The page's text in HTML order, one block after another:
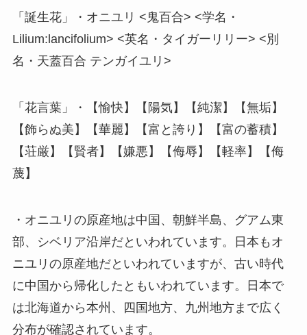
「誕生花」・オニユリ <鬼百合> <学名・
Lilium:lancifolium> <英名・タイガーリリー> <別
名・天蓋百合 テンガイユリ>
「花言葉」・【愉快】【陽気】【純潔】【無垢】
【飾らぬ美】【華麗】【富と誇り】【富の蓄積】
【荘厳】【賢者】【嫌悪】【侮辱】【軽率】【侮
蔑】
・オニユリの原産地は中国、朝鮮半島、グアム東
部、シベリア沿岸だといわれています。日本もオ
ニユリの原産地だといわれていますが、古い時代
に中国から帰化したともいわれています。日本で
は北海道から本州、四国地方、九州地方まで広く
分布が確認されています。